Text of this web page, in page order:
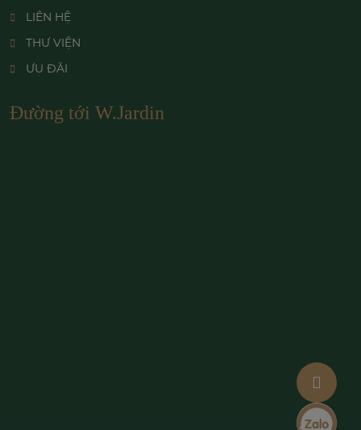
LIÊN HỆ
THƯ VIỆN
ƯU ĐÃI
Đường tới W.Jardin